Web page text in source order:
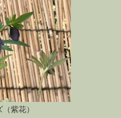
紫花）